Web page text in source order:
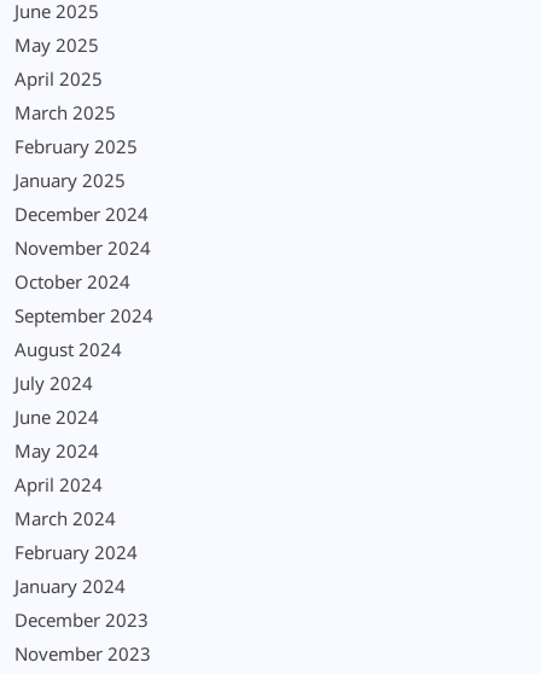
June 2025
May 2025
April 2025
March 2025
February 2025
January 2025
December 2024
November 2024
October 2024
September 2024
August 2024
July 2024
June 2024
May 2024
April 2024
March 2024
February 2024
January 2024
December 2023
November 2023